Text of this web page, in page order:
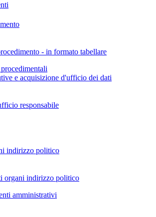
- in formato tabellare
e acquisizione d'ufficio dei dati
responsabile
indirizzo politico
organi indirizzo politico
amministrativi